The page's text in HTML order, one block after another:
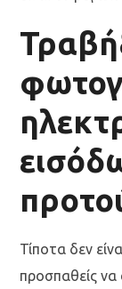
Τίποτα δεν
προσπαθείς να